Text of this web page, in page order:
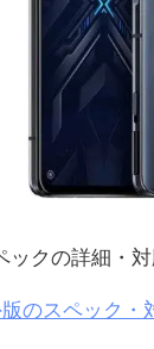
ックの詳細・
のスペック・